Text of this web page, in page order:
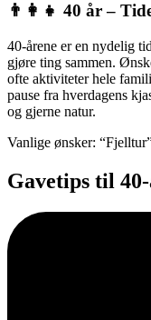
👨‍👩‍👧 40 år –
40-årene er en nydelig
gjøre ting sammen.
ofte aktiviteter hele
pause fra hverdagens
og gjerne natur.
Vanlige ønsker:
Gavetips til